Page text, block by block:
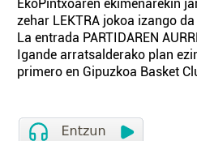
EkoPintxoaren ekimenarekin
zehar LEKTRA jokoa izango
La entrada PARTIDAREN
Igande arratsalderako plan
primero en Gipuzkoa Basket